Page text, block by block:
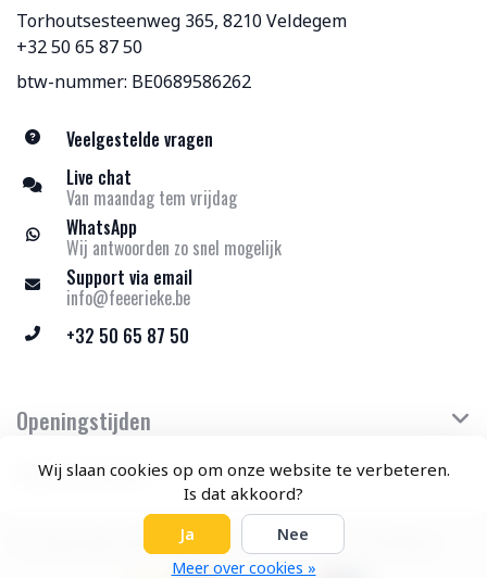
Wij slaan cookies op om onze website te verbeteren.
Is dat akkoord?
Ja
Nee
Meer over cookies »
Torhoutsesteenweg 365, 8210 Veldegem
+32 50 65 87 50
btw-nummer: BE0689586262
Veelgestelde vragen
Live chat
Van maandag tem vrijdag
WhatsApp
Wij antwoorden zo snel mogelijk
Support via email
info@feeerieke.be
+32 50 65 87 50
Openingstijden
Klantenservice
© Copyright 2026 Feeërieke - Theme by